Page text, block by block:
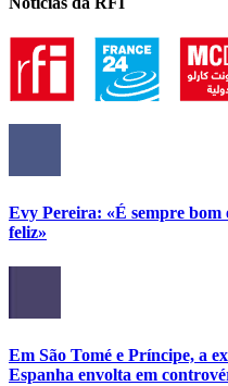
Evy Pereira: «É sempre
feliz»
Em São Tomé e Príncipe, a
Espanha envolta em